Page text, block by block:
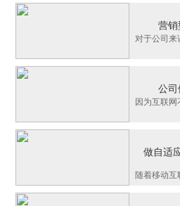
营销
公司
做自适